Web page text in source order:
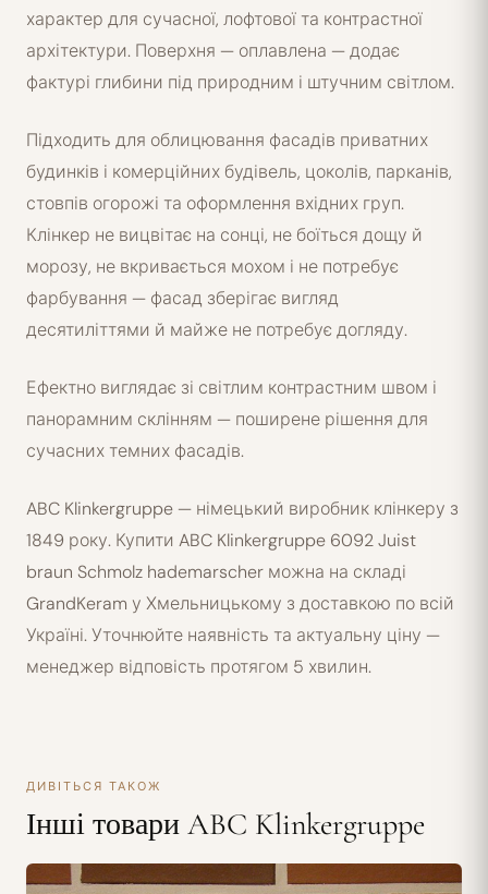
характер для сучасної, лофтової та контрастної
архітектури. Поверхня — оплавлена — додає
фактурі глибини під природним і штучним світлом.
Підходить для облицювання фасадів приватних
будинків і комерційних будівель, цоколів, парканів,
стовпів огорожі та оформлення вхідних груп.
Клінкер не вицвітає на сонці, не боїться дощу й
морозу, не вкривається мохом і не потребує
фарбування — фасад зберігає вигляд
десятиліттями й майже не потребує догляду.
Ефектно виглядає зі світлим контрастним швом і
панорамним склінням — поширене рішення для
сучасних темних фасадів.
ABC Klinkergruppe — німецький виробник клінкеру з
1849 року. Купити ABC Klinkergruppe 6092 Juist
braun Schmolz hademarscher можна на складі
GrandKeram у Хмельницькому з доставкою по всій
Україні. Уточнюйте наявність та актуальну ціну —
менеджер відповість протягом 5 хвилин.
ДИВІТЬСЯ ТАКОЖ
Інші товари ABC Klinkergruppe